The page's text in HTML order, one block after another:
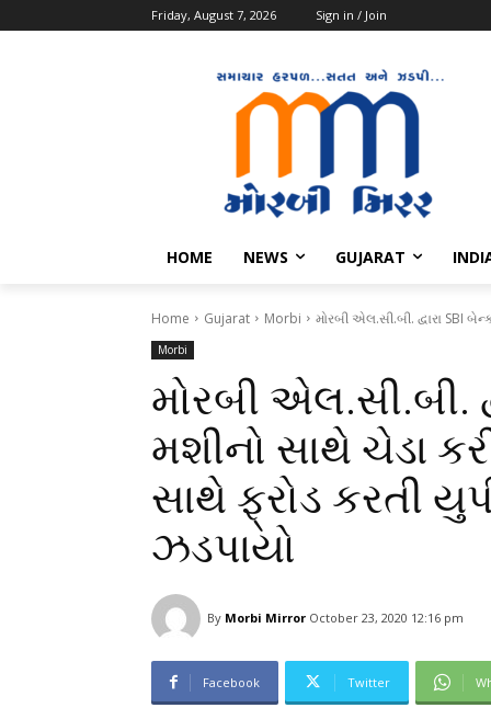
Friday, August 7, 2026 Sign in / Join
HOME NEWS GUJARAT
Home Gujarat Morbi મોરબી એલ.સી.બી. દ્વારા SBI
Morbi
મોરબી એલ.સી.બી.
મશીનો સાથે ચેડા
સાથે ફ્રોડ કરતી
ઝડપાયો
By Morbi Mirror October 23, 2020 12:16 pm
Facebook Twitter